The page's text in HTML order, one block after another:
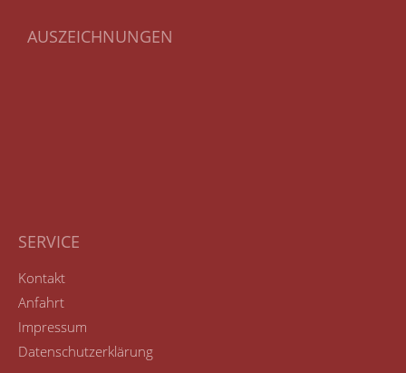
AUSZEICHNUNGEN
SERVICE
Kontakt
Anfahrt
Impressum
Datenschutzerklärung